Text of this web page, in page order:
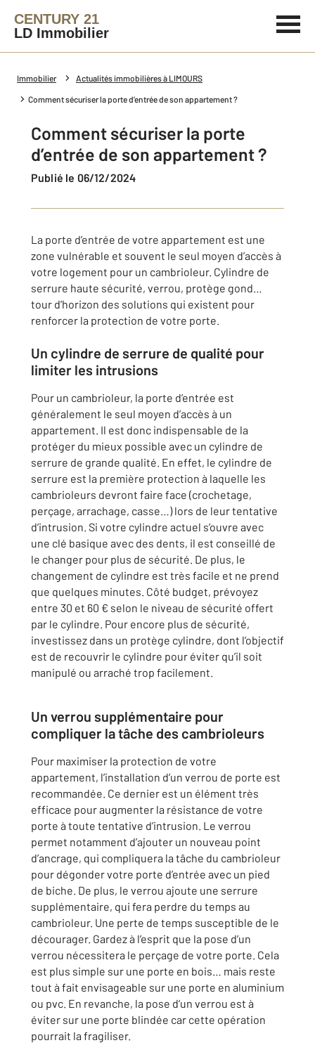
CENTURY 21
LD Immobilier
Immobilier Actualités immobilières à LIMOURS
Comment sécuriser la porte d’entrée de son appartement ?
Comment sécuriser la porte
d’entrée de son appartement ?
Publié le 06/12/2024
La porte d’entrée de votre appartement est une
zone vulnérable et souvent le seul moyen d’accès à
votre logement pour un cambrioleur. Cylindre de
serrure haute sécurité, verrou, protège gond…
tour d’horizon des solutions qui existent pour
renforcer la protection de votre porte.
Un cylindre de serrure de qualité pour
limiter les intrusions
Pour un cambrioleur, la porte d’entrée est
généralement le seul moyen d’accès à un
appartement. Il est donc indispensable de la
protéger du mieux possible avec un cylindre de
serrure de grande qualité. En effet, le cylindre de
serrure est la première protection à laquelle les
cambrioleurs devront faire face (crochetage,
perçage, arrachage, casse…) lors de leur tentative
d’intrusion. Si votre cylindre actuel s’ouvre avec
une clé basique avec des dents, il est conseillé de
le changer pour plus de sécurité. De plus, le
changement de cylindre est très facile et ne prend
que quelques minutes. Côté budget, prévoyez
entre 30 et 60 € selon le niveau de sécurité offert
par le cylindre. Pour encore plus de sécurité,
investissez dans un protège cylindre, dont l’objectif
est de recouvrir le cylindre pour éviter qu’il soit
manipulé ou arraché trop facilement.
Un verrou supplémentaire pour
compliquer la tâche des cambrioleurs
Pour maximiser la protection de votre
appartement, l’installation d’un verrou de porte est
recommandée. Ce dernier est un élément très
efficace pour augmenter la résistance de votre
porte à toute tentative d’intrusion. Le verrou
permet notamment d’ajouter un nouveau point
d’ancrage, qui compliquera la tâche du cambrioleur
pour dégonder votre porte d’entrée avec un pied
de biche. De plus, le verrou ajoute une serrure
supplémentaire, qui fera perdre du temps au
cambrioleur. Une perte de temps susceptible de le
décourager. Gardez à l’esprit que la pose d’un
verrou nécessitera le perçage de votre porte. Cela
est plus simple sur une porte en bois… mais reste
tout à fait envisageable sur une porte en aluminium
ou pvc. En revanche, la pose d’un verrou est à
éviter sur une porte blindée car cette opération
pourrait la fragiliser.